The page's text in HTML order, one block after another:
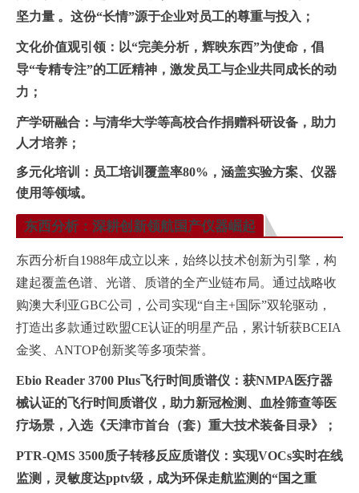
坚力量 。这份“长情”源于企业对员工的尊重与投入；
文化价值观引领： 以“完美分析，辉映东西”为使命，倡
导“专精专注”的工匠精神，激发员工与企业共同成长的动
力；
产学研融合： 与清华大学等高校合作捐赠科研设备，助力
人才培养；
多元化培训： 员工培训覆盖率80%，涵盖实验方案、仪器
使用等领域。
东西分析：深耕创新领航国产仪器崛起
东西分析自1988年成立以来，始终以技术创新为引擎，构
建起覆盖色谱、光谱、质谱的全产业链布局。通过战略收
购澳大利亚GBC公司，公司实现“自主+国际”双轮驱动，
打造出多款通过欧盟CE认证的明星产品，累计斩获BCEIA
金奖、ANTOP创新奖等多项荣誉。
Ebio Reader 3700 Plus飞行时间质谱仪 ：获NMPA医疗器
械认证的飞行时间质谱仪，助力新冠检测、血栓筛查等医
疗场景，入选《天津市首台（套）重大技术装备目录》；
PTR-QMS 3500质子转移反应质谱仪： 实现VOCs实时在线
监测，灵敏度达pptv级，成为环保走航监测的“国之重